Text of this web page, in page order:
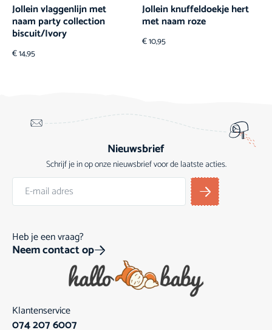
Jollein vlaggenlijn met
naam party collection
biscuit/Ivory
€14,95
Jollein knuffeldoekje hert
met naam roze
€10,95
Nieuwsbrief
Schrijf je in op onze nieuwsbrief voor de laatste acties.
Heb je een vraag?
Neem contact op
Klantenservice
074 207 6007